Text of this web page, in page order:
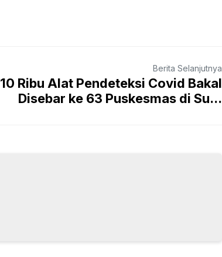
Berita Selanjutnya
10 Ribu Alat Pendeteksi Covid Bakal
Disebar ke 63 Puskesmas di Su...